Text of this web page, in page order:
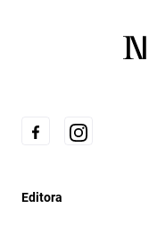
Editora